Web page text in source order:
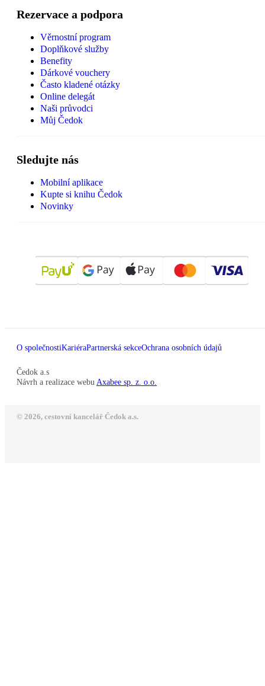
Rezervace a podpora
Věrnostní program
Doplňkové služby
Benefity
Dárkové vouchery
Často kladené otázky
Online delegát
Naši průvodci
Můj Čedok
Sledujte nás
Mobilní aplikace
Kupte si knihu Čedok
Novinky
O společnostiKariéraPartnerská sekceOchrana osobních údajů
Čedok a.s
Návrh a realizace webu Axabee sp. z. o.o.
© 2026, cestovní kancelář Čedok a.s.